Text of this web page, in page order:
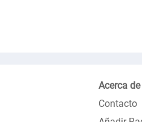
Acerca
Contacto